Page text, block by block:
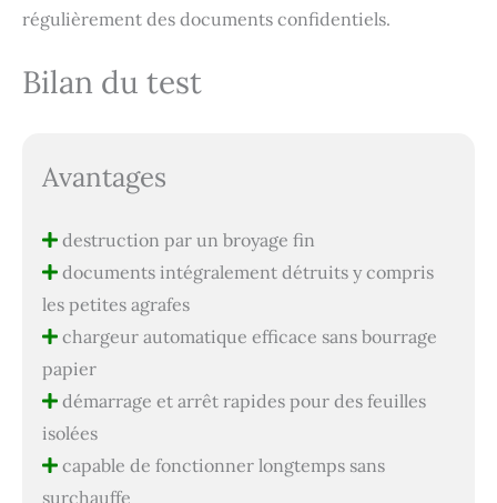
régulièrement des documents confidentiels.
Bilan du test
Avantages
destruction par un broyage fin
documents intégralement détruits y compris
les petites agrafes
chargeur automatique efficace sans bourrage
papier
démarrage et arrêt rapides pour des feuilles
isolées
capable de fonctionner longtemps sans
surchauffe